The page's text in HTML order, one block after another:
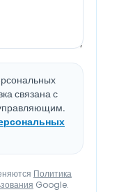
связана с
Политика
Google.